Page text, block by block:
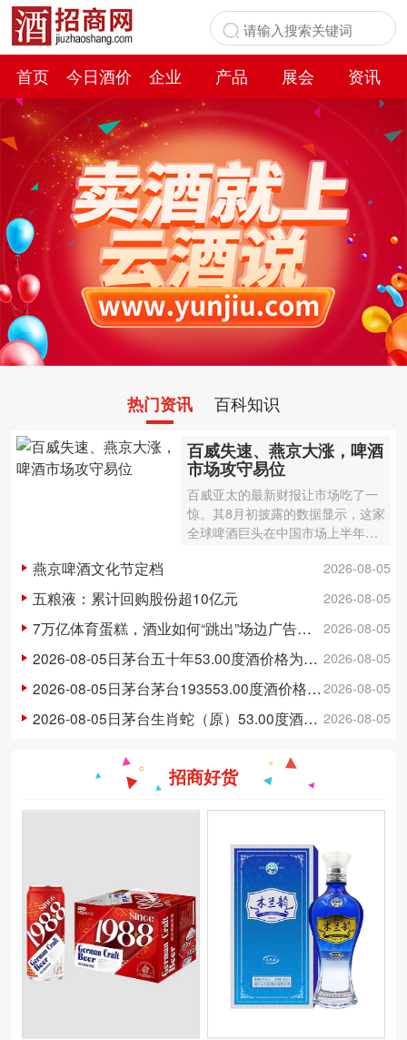
首页 今日酒价 企业 产品 展会
资讯
百科
热门资讯 百科知识
百威失速、燕京大涨，啤酒
市场攻守易位
百威亚太的最新财报让市场吃了一
惊。其8月初披露的数据显示，这家
全球啤酒巨头在中国市场上半年销
度单季销量更是跌了9.7%，收入下
滑8.6%。而不久前，燕京啤酒预告
上半年…
2026-08-05
燕京啤酒文化节定档
2026-08-05
五粮液：累计回购股份超10亿元
2026-08-05
7万亿体育蛋糕，酒业如何“跳出”场边广告牌？
2026-08-05
2026-08-05日茅台五十年53.00度酒价格为25,500一瓶，上涨 500元
2026-08-05
2026-08-05日茅台茅台193553.00度酒价格为610一瓶，下跌 5元
2026-08-05
2026-08-05日茅台生肖蛇（原）53.00度酒价格为2,100一瓶，下跌 20元
招商好货